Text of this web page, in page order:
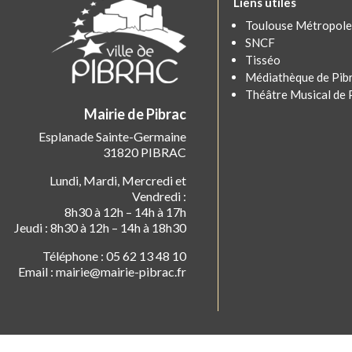
Mairie de Pibrac
Esplanade Sainte-Germaine
31820 PIBRAC
Lundi, Mardi, Mercredi et
Vendredi :
8h30 à 12h – 14h à 17h
Jeudi : 8h30 à 12h – 14h à 18h30
Téléphone : 05 62 13 48 10
Email : mairie@mairie-pibrac.fr
Toulouse Métropole
SNCF
Tisséo
Médiathèque de
Théâtre Musical de